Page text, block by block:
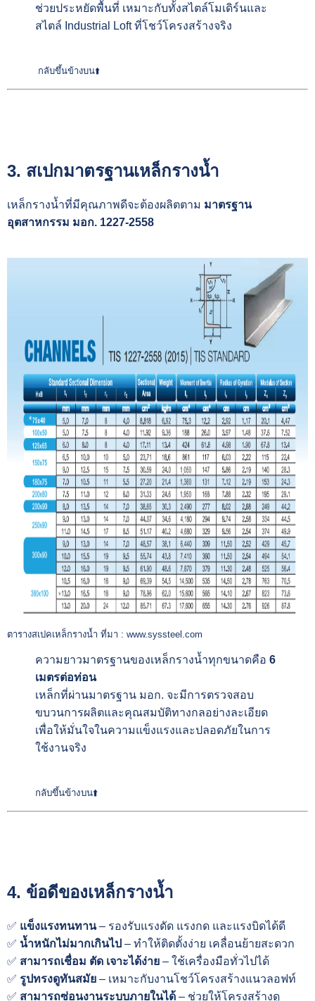
ช่วยประหยัดพื้นที่ เหมาะกับทั้งสไตล์โมเดิร์นและ
สไตล์ Industrial Loft ที่โชว์โครงสร้างจริง
กลับขึ้นข้างบน⬆️
3. สเปกมาตรฐานเหล็กรางน้ำ
เหล็กรางน้ำที่มีคุณภาพดีจะต้องผลิตตาม มาตรฐาน
อุตสาหกรรม มอก. 1227-2558
ตารางสเปคเหล็กรางน้ำ ที่มา : www.syssteel.com
ความยาวมาตรฐานของเหล็กรางน้ำทุกขนาดคือ 6
เมตรต่อท่อน
เหล็กที่ผ่านมาตรฐาน มอก. จะมีการตรวจสอบ
ขบวนการผลิตและคุณสมบัติทางกลอย่างละเอียด
เพื่อให้มั่นใจในความแข็งแรงและปลอดภัยในการ
ใช้งานจริง
กลับขึ้นข้างบน⬆️
4. ข้อดีของเหล็กรางน้ำ
✅ แข็งแรงทนทาน– รองรับแรงดัด แรงกด และแรงบิดได้ดี
✅ น้ำหนักไม่มากเกินไป – ทำให้ติดตั้งง่าย เคลื่อนย้ายสะดวก
✅ สามารถเชื่อม ตัด เจาะได้ง่าย – ใช้เครื่องมือทั่วไปได้
✅ รูปทรงดูทันสมัย – เหมาะกับงานโชว์โครงสร้างแนวลอฟท์
✅ สามารถซ่อนงานระบบภายในได้ – ช่วยให้โครงสร้างดู